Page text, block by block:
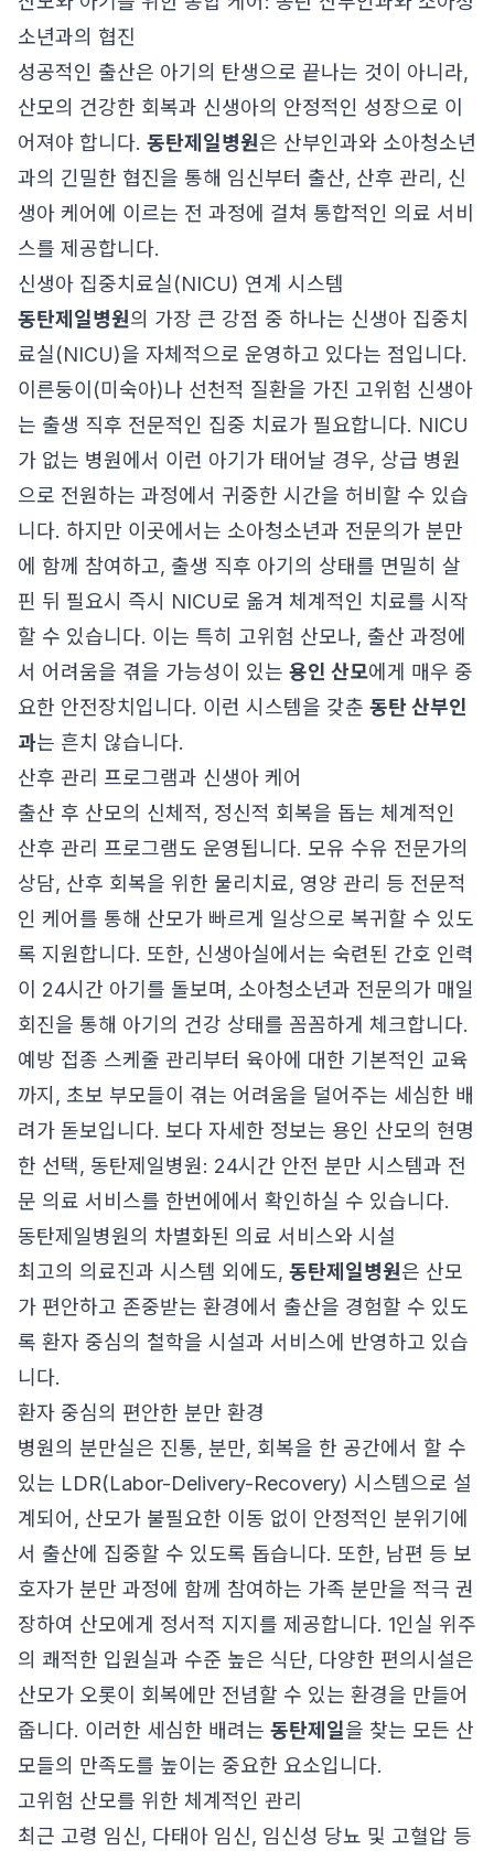
소년과의 협진
성공적인 출산은 아기의 탄생으로 끝나는 것이 아니라,
산모의 건강한 회복과 신생아의 안정적인 성장으로 이
어져야 합니다. 동탄제일병원은 산부인과와 소아청소년
과의 긴밀한 협진을 통해 임신부터 출산, 산후 관리, 신
생아 케어에 이르는 전 과정에 걸쳐 통합적인 의료 서비
스를 제공합니다.
신생아 집중치료실(NICU) 연계 시스템
동탄제일병원의 가장 큰 강점 중 하나는 신생아 집중치
료실(NICU)을 자체적으로 운영하고 있다는 점입니다.
이른둥이(미숙아)나 선천적 질환을 가진 고위험 신생아
는 출생 직후 전문적인 집중 치료가 필요합니다. NICU
가 없는 병원에서 이런 아기가 태어날 경우, 상급 병원
으로 전원하는 과정에서 귀중한 시간을 허비할 수 있습
니다. 하지만 이곳에서는 소아청소년과 전문의가 분만
에 함께 참여하고, 출생 직후 아기의 상태를 면밀히 살
핀 뒤 필요시 즉시 NICU로 옮겨 체계적인 치료를 시작
할 수 있습니다. 이는 특히 고위험 산모나, 출산 과정에
서 어려움을 겪을 가능성이 있는 용인 산모에게 매우 중
요한 안전장치입니다. 이런 시스템을 갖춘 동탄 산부인
과는 흔치 않습니다.
산후 관리 프로그램과 신생아 케어
출산 후 산모의 신체적, 정신적 회복을 돕는 체계적인
산후 관리 프로그램도 운영됩니다. 모유 수유 전문가의
상담, 산후 회복을 위한 물리치료, 영양 관리 등 전문적
인 케어를 통해 산모가 빠르게 일상으로 복귀할 수 있도
록 지원합니다. 또한, 신생아실에서는 숙련된 간호 인력
이 24시간 아기를 돌보며, 소아청소년과 전문의가 매일
회진을 통해 아기의 건강 상태를 꼼꼼하게 체크합니다.
예방 접종 스케줄 관리부터 육아에 대한 기본적인 교육
까지, 초보 부모들이 겪는 어려움을 덜어주는 세심한 배
려가 돋보입니다. 보다 자세한 정보는 용인 산모의 현명
한 선택, 동탄제일병원: 24시간 안전 분만 시스템과 전
문 의료 서비스를 한번에 에서 확인하실 수 있습니다.
동탄제일병원의 차별화된 의료 서비스와 시설
최고의 의료진과 시스템 외에도, 동탄제일병원은 산모
가 편안하고 존중받는 환경에서 출산을 경험할 수 있도
록 환자 중심의 철학을 시설과 서비스에 반영하고 있습
니다.
환자 중심의 편안한 분만 환경
병원의 분만실은 진통, 분만, 회복을 한 공간에서 할 수
있는 LDR(Labor-Delivery-Recovery) 시스템으로 설
계되어, 산모가 불필요한 이동 없이 안정적인 분위기에
서 출산에 집중할 수 있도록 돕습니다. 또한, 남편 등 보
호자가 분만 과정에 함께 참여하는 가족 분만을 적극 권
장하여 산모에게 정서적 지지를 제공합니다. 1인실 위주
의 쾌적한 입원실과 수준 높은 식단, 다양한 편의시설은
산모가 오롯이 회복에만 전념할 수 있는 환경을 만들어
줍니다. 이러한 세심한 배려는 동탄제일을 찾는 모든 산
모들의 만족도를 높이는 중요한 요소입니다.
고위험 산모를 위한 체계적인 관리
최근 고령 임신, 다태아 임신, 임신성 당뇨 및 고혈압 등